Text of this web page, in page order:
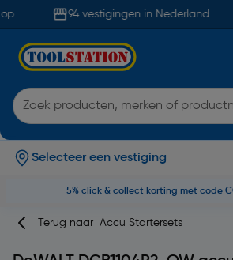
94 vestigingen in Nederland
Selecteer een vestiging
5% click & collect korting met code
Terug naar Accu Startersets